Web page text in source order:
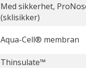
Med sikkerhet,
(sklisikker)
Aqua-Cell® membran
Thinsulate™